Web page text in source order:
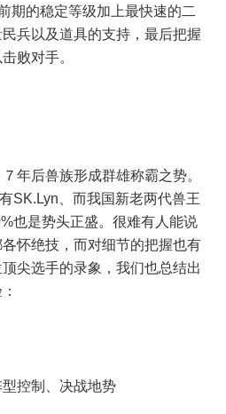
期的稳定等级加上最快速的二
兵以及道具的支持，最后把握
败对手。
年后兽族形成群雄称霸之势。
SK.Lyn、而我国新老两代兽王
也是势头正盛。很难有人能说
怀绝技，而对细节的把握也有
尖选手的录象，我们也总结出
控制、决战地势